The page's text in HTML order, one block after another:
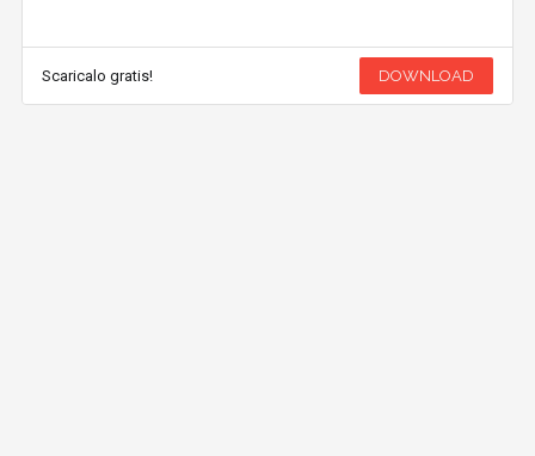
Scaricalo gratis! DOWNLOAD